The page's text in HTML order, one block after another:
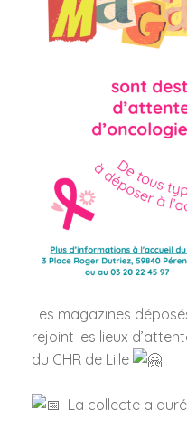
Les magazines
rejoint les lieux
du CHR de Lille
La collecte a